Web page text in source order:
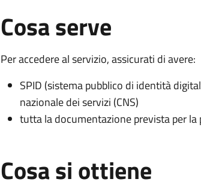
Cosa serve
Per accedere al servizio, assicurati di avere:
SPID (sistema pubblico di identità
nazionale dei servizi (CNS)
tutta la documentazione prevista per la
Cosa si ottiene